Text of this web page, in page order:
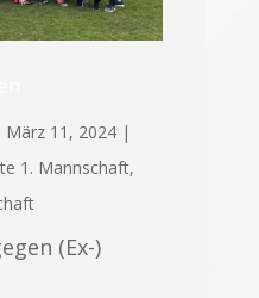
März 11, 2024|
1. Mannschaft,
(Ex-)